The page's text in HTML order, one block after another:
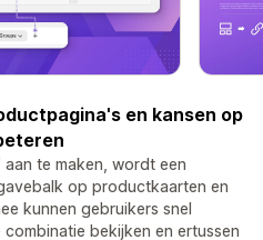
en kansen op
aan te maken, wordt een
op productkaarten en
kunnen gebruikers snel
bekijken en ertussen